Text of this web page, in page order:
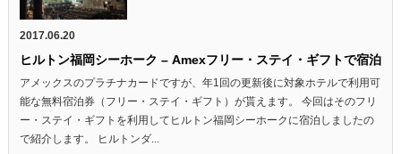
2017.06.20
ヒルトン福岡シーホーク – Amexフリー・ステイ・ギフトで宿泊
アメックスのプラチナカードですが、年1回の更新後に対象ホテルで利用可
能な無料宿泊券（フリー・ステイ・ギフト）が貰えます。 今回はそのフリ
ー・ステイ・ギフトを利用してヒルトン福岡シーホークに宿泊しましたの
で紹介します。 ヒルトンダ...